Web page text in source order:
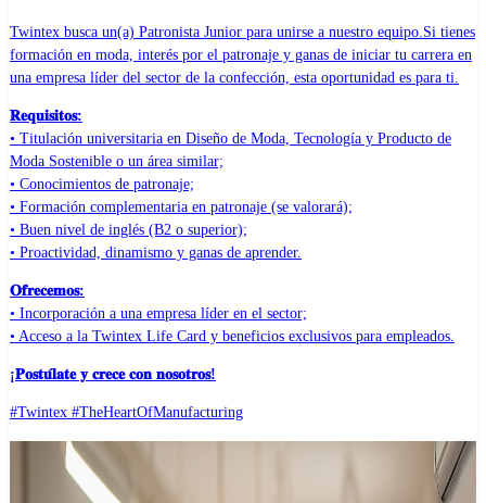
Twintex busca un(a) Patronista Junior para unirse a nuestro equipo.Si tienes
formación en moda, interés por el patronaje y ganas de iniciar tu carrera en
una empresa líder del sector de la confección, esta oportunidad es para ti.
𝐑𝐞𝐪𝐮𝐢𝐬𝐢𝐭𝐨𝐬:
• Titulación universitaria en Diseño de Moda, Tecnología y Producto de
Moda Sostenible o un área similar;
• Conocimientos de patronaje;
• Formación complementaria en patronaje (se valorará);
• Buen nivel de inglés (B2 o superior);
• Proactividad, dinamismo y ganas de aprender.
𝐎𝐟𝐫𝐞𝐜𝐞𝐦𝐨𝐬:
• Incorporación a una empresa líder en el sector;
• Acceso a la Twintex Life Card y beneficios exclusivos para empleados.
¡𝐏𝐨𝐬𝐭𝐮́𝐥𝐚𝐭𝐞 𝐲 𝐜𝐫𝐞𝐜𝐞 𝐜𝐨𝐧 𝐧𝐨𝐬𝐨𝐭𝐫𝐨𝐬!
#Twintex #TheHeartOfManufacturing